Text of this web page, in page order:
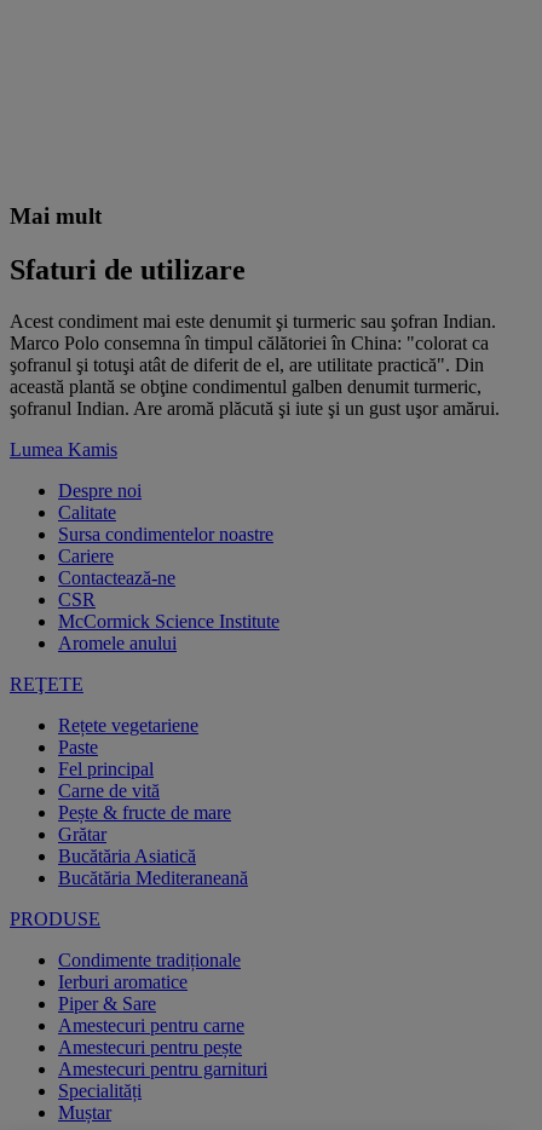
Mai mult
Sfaturi de utilizare
Acest condiment mai este denumit şi turmeric sau şofran Indian.
Marco Polo consemna în timpul călătoriei în China: "colorat ca
şofranul şi totuşi atât de diferit de el, are utilitate practică". Din
această plantă se obţine condimentul galben denumit turmeric,
şofranul Indian. Are aromă plăcută şi iute şi un gust uşor amărui.
Lumea Kamis
Despre noi
Calitate
Sursa condimentelor noastre
Cariere
Contactează-ne
CSR
McCormick Science Institute
Aromele anului
REŢETE
Rețete vegetariene
Paste
Fel principal
Carne de vită
Pește & fructe de mare
Grătar
Bucătăria Asiatică
Bucătăria Mediteraneană
PRODUSE
Condimente tradiționale
Ierburi aromatice
Piper & Sare
Amestecuri pentru carne
Amestecuri pentru pește
Amestecuri pentru garnituri
Specialități
Muștar